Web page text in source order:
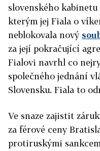
slovenského
kterým jej Fiala o
neblokovala nový
za její pokračující
Fialovi navrhl co
společného jednání
Slovensku. Fiala to
Ve snaze zajistit
za férové ceny
protiruskými